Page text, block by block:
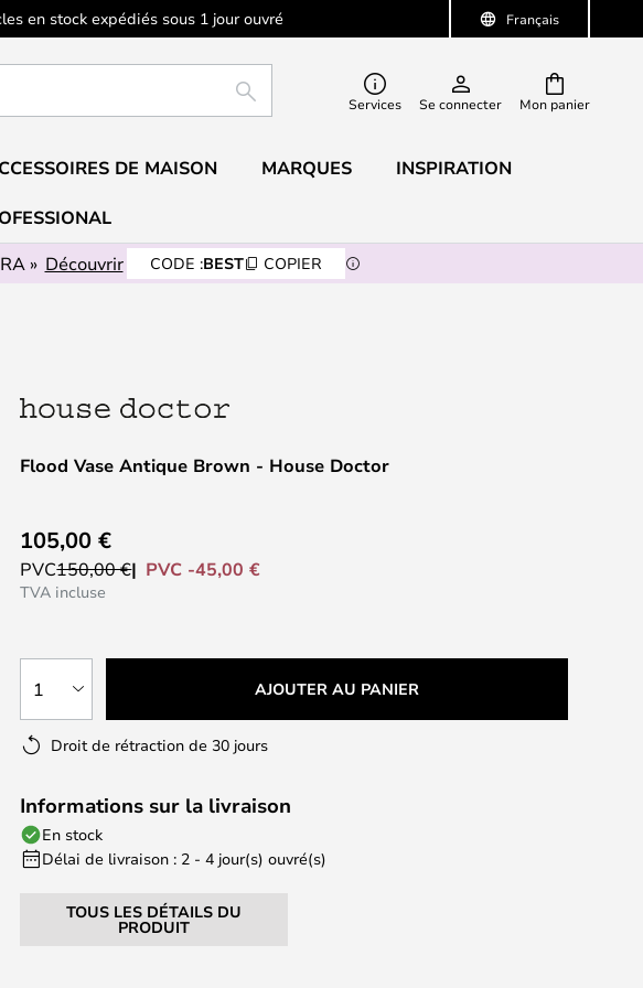
Français
en stock expédiés sous 1 jour ouvré
Mon panier
RECHERCHERServices Se connecter
DE MAISON MARQUES INSPIRATION
» Découvrir CODE :BEST COPIER
Flood Vase Antique Brown - House Doctor
105,00 €
PVC150,00 € PVC -45,00 €
TVA incluse
1 AJOUTER AU PANIER
Droit de rétraction de 30 jours
Informations sur la livraison
En stock
Délai de livraison : 2 - 4 jour(s) ouvré(s)
TOUS LES DÉTAILS DU
PRODUIT